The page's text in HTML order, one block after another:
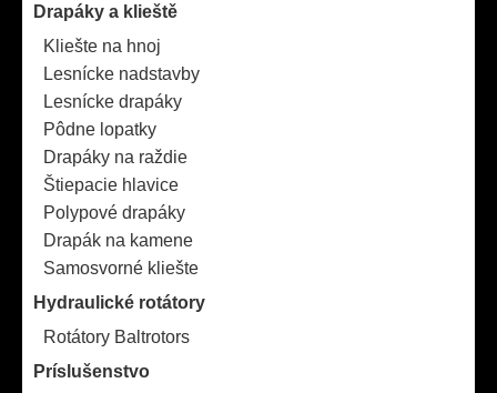
Drapáky a klieště
Kliešte na hnoj
Lesnícke nadstavby
Lesnícke drapáky
Pôdne lopatky
Drapáky na raždie
Štiepacie hlavice
Polypové drapáky
Drapák na kamene
Samosvorné kliešte
Hydraulické rotátory
Rotátory Baltrotors
Príslušenstvo